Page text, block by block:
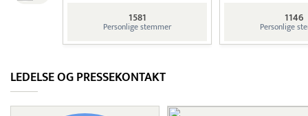
1581
Personlige stemmer
1146
Personlige
LEDELSE OG PRESSEKONTAKT